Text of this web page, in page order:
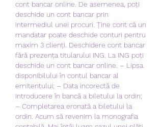
cont bancar online. De asemenea, poți
deschide un cont bancar prin
intermediul unei procuri. Ține cont că un
mandatar poate deschide conturi pentru
maxim 3 clienți. Deschidere cont bancar
fără prezența titularului ING. La ING poți
deschide un cont bancar online. – Lipsa
disponibilului în contul bancar al
emitentului; – Data incorectă de
introducere în bancă a biletului la ordin;
– Completarea eronată a biletului la
ordin. Acum să revenim la monografia